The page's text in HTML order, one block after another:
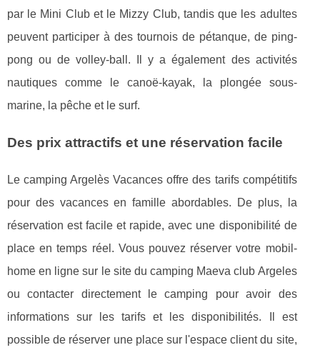
par le Mini Club et le Mizzy Club, tandis que les adultes
peuvent participer à des tournois de pétanque, de ping-
pong ou de volley-ball. Il y a également des activités
nautiques comme le canoë-kayak, la plongée sous-
marine, la pêche et le surf.
Des prix attractifs et une réservation facile
Le camping Argelès Vacances offre des tarifs compétitifs
pour des vacances en famille abordables. De plus, la
réservation est facile et rapide, avec une disponibilité de
place en temps réel. Vous pouvez réserver votre mobil-
home en ligne sur le site du camping Maeva club Argeles
ou contacter directement le camping pour avoir des
informations sur les tarifs et les disponibilités. Il est
possible de réserver une place sur l'espace client du site,